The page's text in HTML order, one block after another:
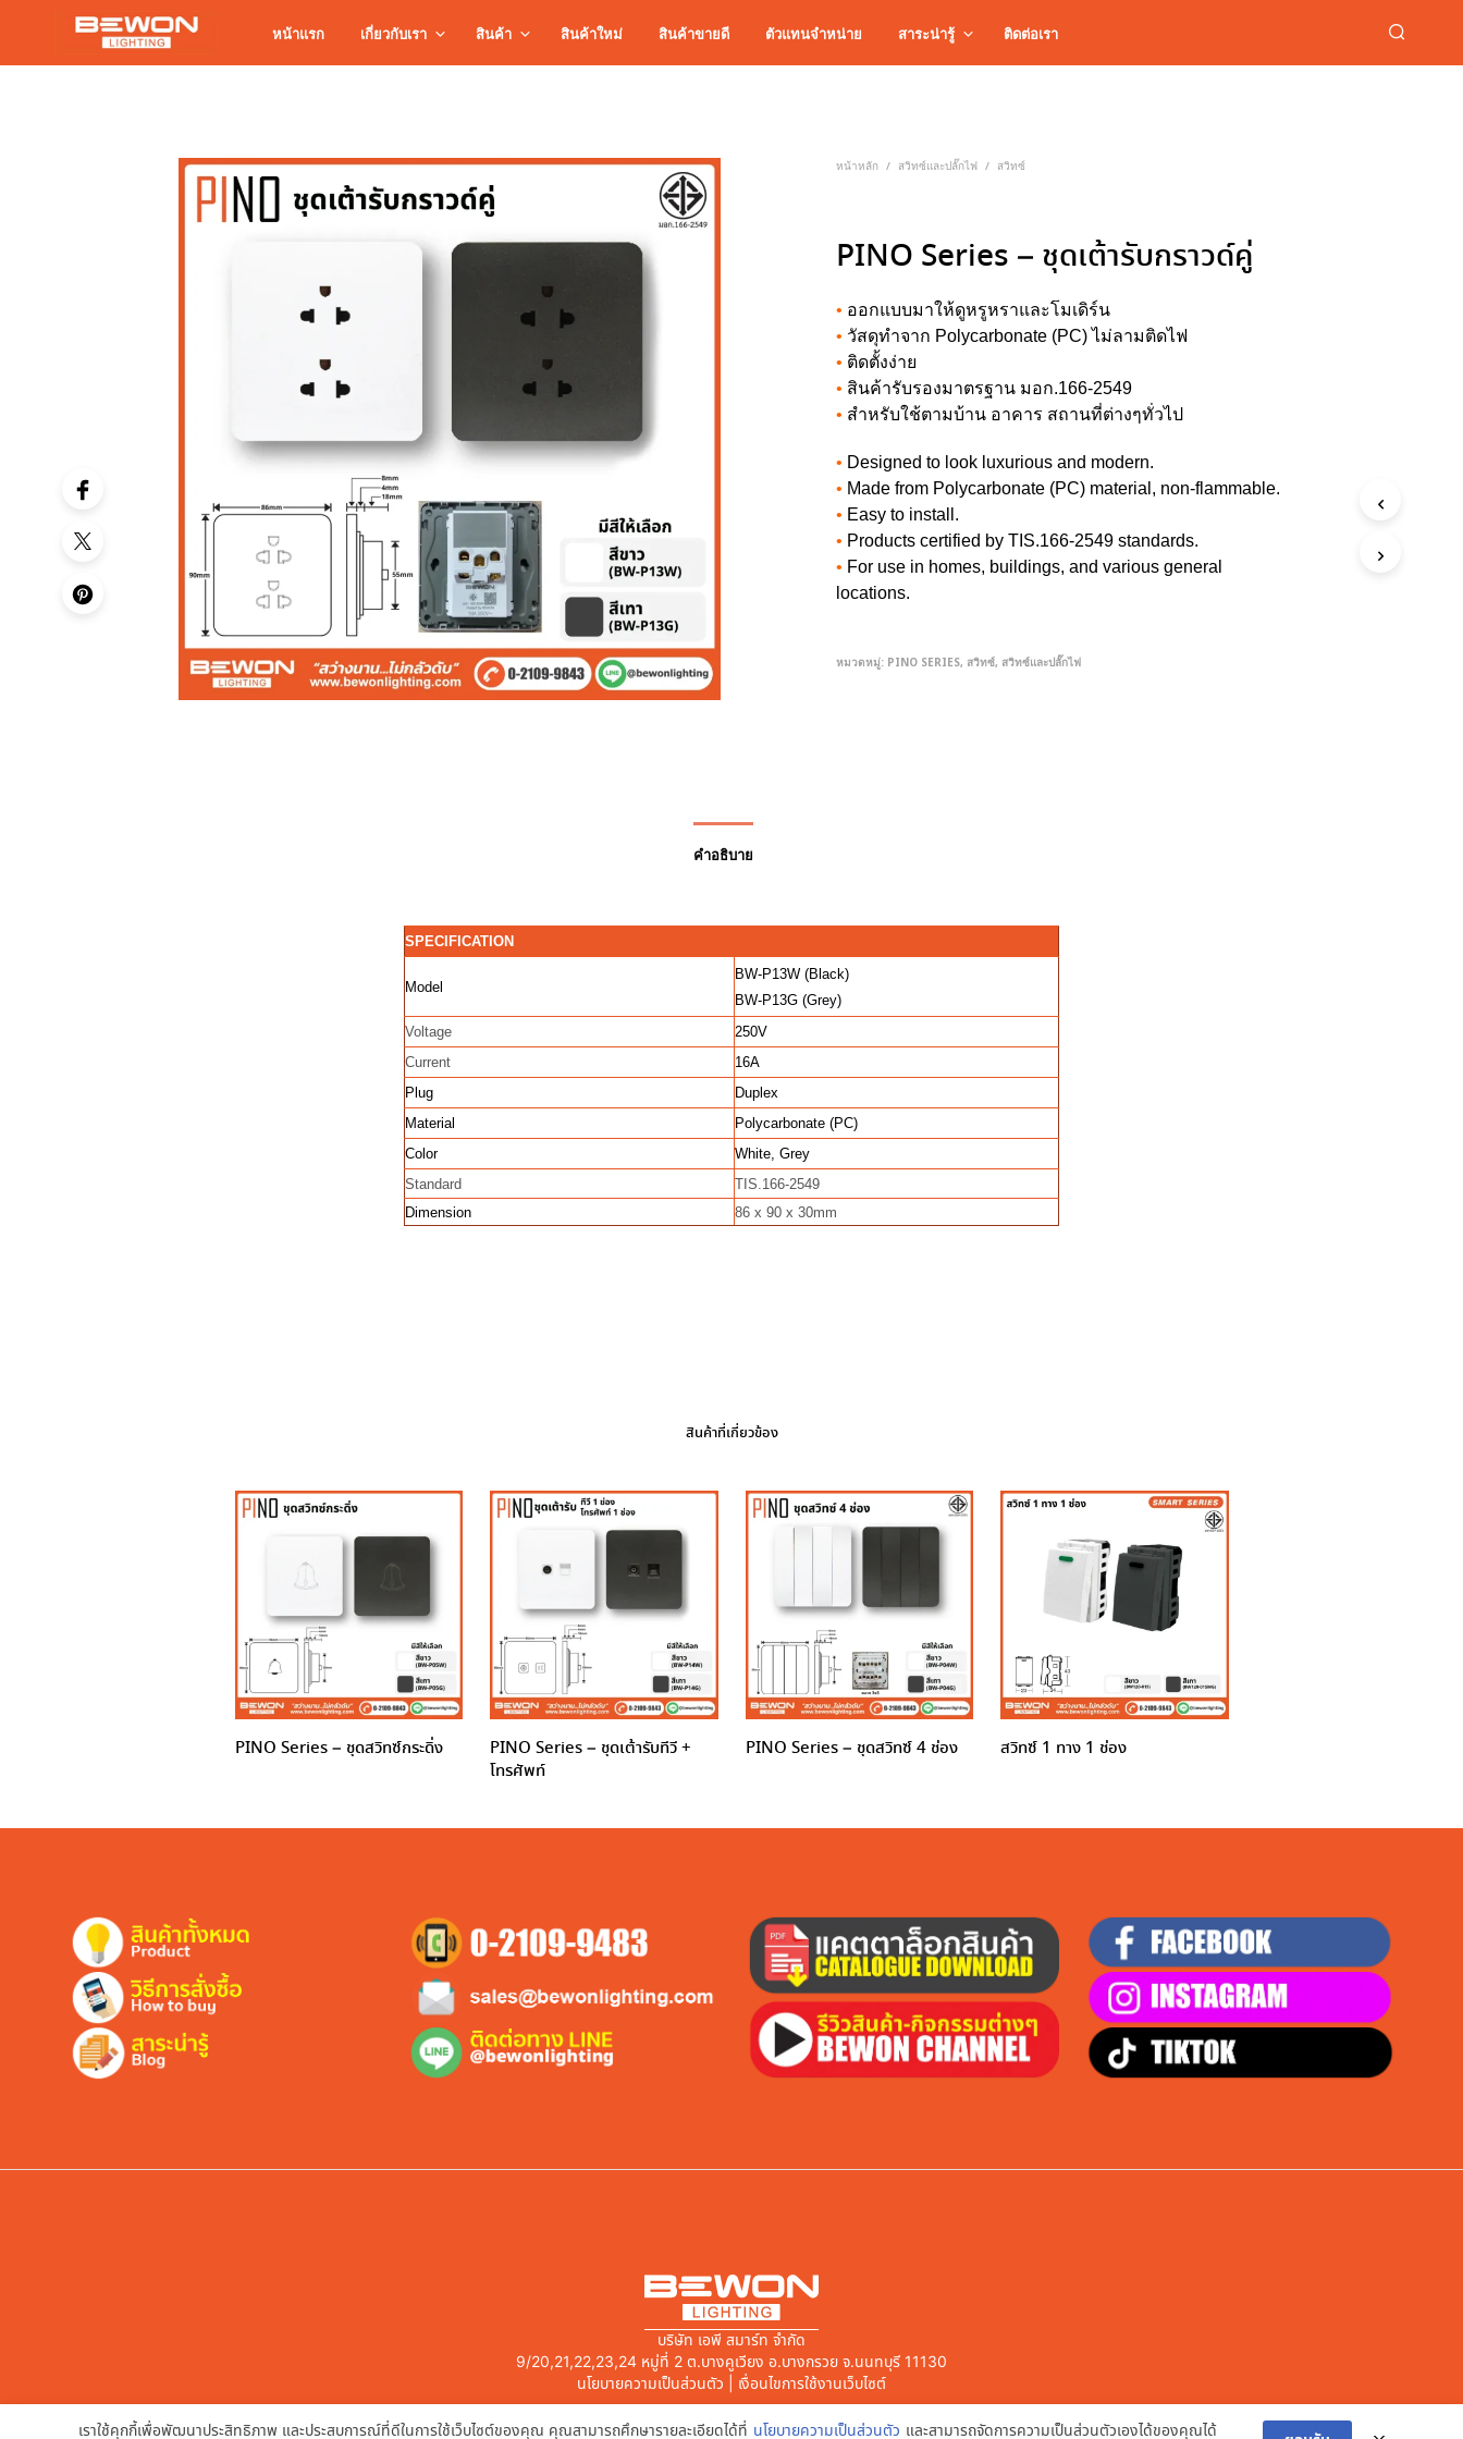
หน้าแรก เกี่ยวกับเรา สินค้า สินค้าใหม่ สินค้าขายดี ตัวแทนจำหน่าย สาระน่ารู้ ติดต่อเรา
หน้าหลัก / สวิทซ์และปลั๊กไฟ / สวิทซ์
PINO Series – ชุดเต้ารับกราวด์คู่
• ออกแบบมาให้ดูหรูหราและโมเดิร์น
• วัสดุทำจาก Polycarbonate (PC) ไม่ลามติดไฟ
• ติดตั้งง่าย
• สินค้ารับรองมาตรฐาน มอก.166-2549
• สำหรับใช้ตามบ้าน อาคาร สถานที่ต่างๆทั่วไป
• Designed to look luxurious and modern.
• Made from Polycarbonate (PC) material, non-flammable.
• Easy to install.
• Products certified by TIS.166-2549 standards.
• For use in homes, buildings, and various general
locations.
หมวดหมู่: PINO SERIES, สวิทซ์, สวิทซ์และปลั๊กไฟ
คำอธิบาย
SPECIFICATION
Model
BW-P13W (Black)
BW-P13G (Grey)
Voltage
250V
Current
16A
Plug
Duplex
Material
Polycarbonate (PC)
Color
White, Grey
Standard
TIS.166-2549
Dimension
86 x 90 x 30mm
สินค้าที่เกี่ยวข้อง
PINO Series – ชุดสวิทซ์กระดิ่ง
PINO Series – ชุดเต้ารับทีวี +
โทรศัพท์
PINO Series – ชุดสวิทซ์ 4 ช่อง สวิทซ์ 1 ทาง 1 ช่อง
บริษัท เอพี สมาร์ท จำกัด
9/20,21,22,23,24 หมู่ที่ 2 ต.บางคูเวียง อ.บางกรวย จ.นนทบุรี 11130
นโยบายความเป็นส่วนตัว | เงื่อนไขการใช้งานเว็บไซต์
เราใช้คุกกี้เพื่อพัฒนาประสิทธิภาพ และประสบการณ์ที่ดีในการใช้เว็บไซต์ของคุณ คุณสามารถศึกษารายละเอียดได้ที่ นโยบายความเป็นส่วนตัว และสามารถจัดการความเป็นส่วนตัวเองได้ของคุณได้